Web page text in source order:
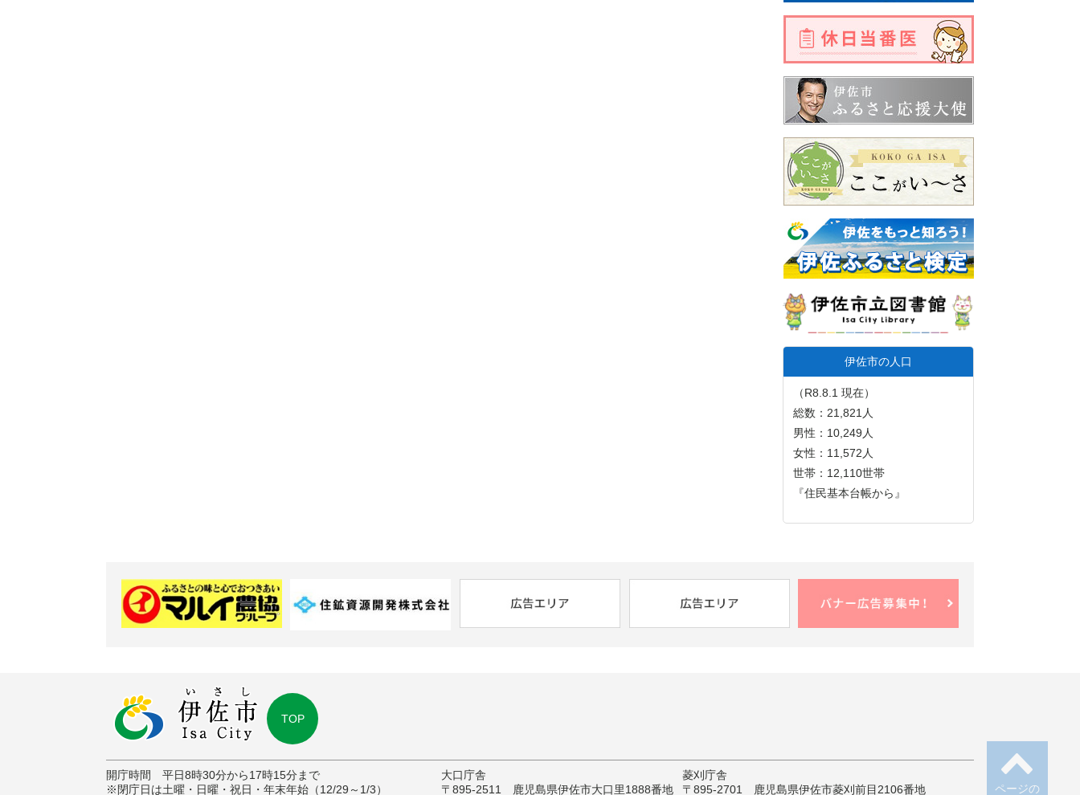
伊佐市の人口
（R8.8.1 現在）
総数：21,821人
男性：10,249人
女性：11,572人
世帯：12,110世帯
『住民基本台帳から』
ページの
TOP
開庁時間 平日8時30分から17時15分まで
※閉庁日は土曜・日曜・祝日・年末年始（12/29～1/3）
大口庁舎
〒895-2511 鹿児島県伊佐市大口里1888番地
菱刈庁舎
〒895-2701 鹿児島県伊佐市菱刈前目2106番地